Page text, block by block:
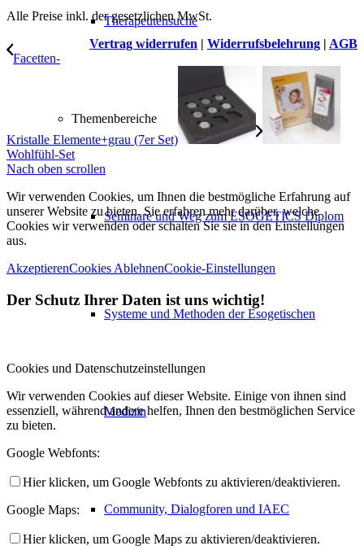
Therapeutensuche
Themenbereiche
Seminare und Weg zum ESOGETICS Diplom
Systeme und Methoden der Esogetischen
Medizin
Community, Dialogforen und IAEC
Alle Preise inkl. der gesetzlichen MwSt.
Vertrag widerrufen | Widerrufsbelehrung | AGB
Facetten-
Kristalle Elemente+grau (7er Set)
Wohlfühl-Set
Nach oben scrollen
Wir verwenden Cookies, um Ihnen die bestmögliche Erfahrung auf
unserer Website zu bieten. Sie erfahren mehr darüber, welche
Cookies wir verwenden oder schalten Sie sie in den Einstellungen
aus.
AkzeptierenCookies AblehnenCookie-Einstellungen
Der Schutz Ihrer Daten ist uns wichtig!
Cookies und Datenschutzeinstellungen
Wir verwenden Cookies auf dieser Website. Einige von ihnen sind
essenziell, während andere helfen, Ihnen den bestmöglichen Service
zu bieten.
Google Webfonts:
Hier klicken, um Google Webfonts zu aktivieren/deaktivieren.
Google Maps:
Hier klicken, um Google Maps zu aktivieren/deaktivieren.